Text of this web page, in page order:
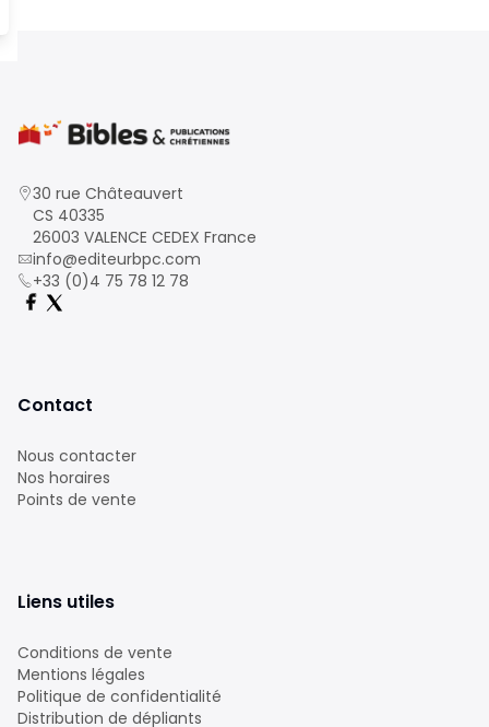
30 rue Châteauvert
CS 40335
26003 VALENCE CEDEX France
info@editeurbpc.com
+33 (0)4 75 78 12 78
Contact
Nous contacter
Nos horaires
Points de vente
Liens utiles
Conditions de vente
Mentions légales
Politique de confidentialité
Distribution de dépliants